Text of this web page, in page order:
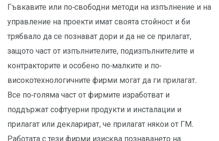
Гъвкавите или по-свободни методи на изпълнение и на
управление на проекти имат своята стойност и би
трябвало да се познават дори и да не се прилагат,
защото част от изпълнителите, подизпълнителите и
контракторите и особено по-малките и по-
високотехнологичните фирми могат да ги прилагат.
Все по-голяма част от фирмите изработват и
поддържат софтуерни продукти и инсталации и
прилагат или декларират, че прилагат някои от ГМ.
Работата с тези фирми изисква познаването на